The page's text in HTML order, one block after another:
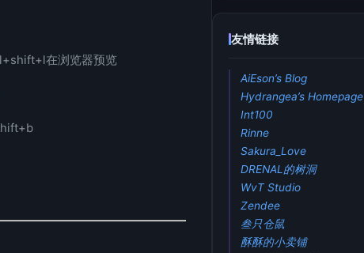
在浏览器预览
友情链接
AiEson’s Blog
Hydrangea’s Homepage
Int100
Rinne
Sakura_Love
DRENAL的树洞
WvT Studio
Zendee
叁只仓鼠
酥酥的小卖铺